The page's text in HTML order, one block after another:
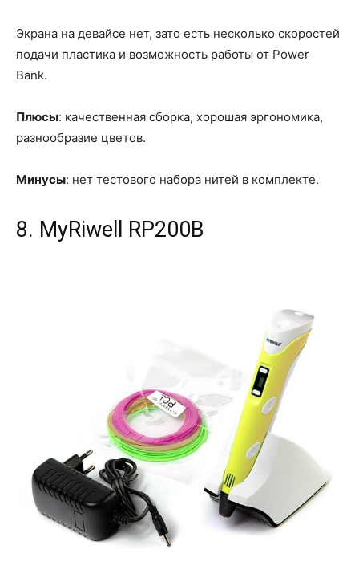
Экрана на девайсе нет, зато есть несколько скоростей
подачи пластика и возможность работы от Power
Bank.
Плюсы: качественная сборка, хорошая эргономика,
разнообразие цветов.
Минусы: нет тестового набора нитей в комплекте.
8. MyRiwell RP200B